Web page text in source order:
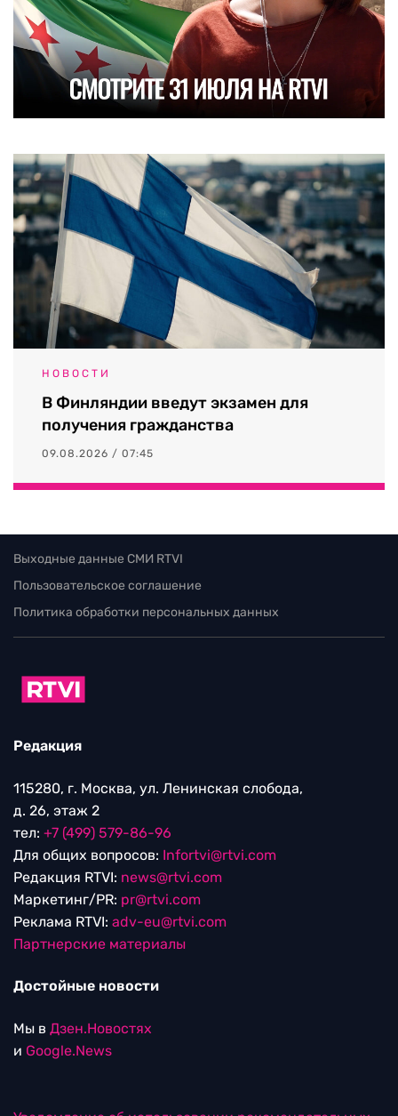
НОВОСТИ
В Финляндии введут экзамен для
получения гражданства
09.08.2026 / 07:45
Выходные данные СМИ RTVI
Пользовательское соглашение
Политика обработки персональных данных
Редакция
115280, г. Москва, ул. Ленинская слобода,
д. 26, этаж 2
тел: +7 (499) 579-86-96
Для общих вопросов: Infortvi@rtvi.com
Редакция RTVI: news@rtvi.com
Маркетинг/PR: pr@rtvi.com
Реклама RTVI: adv-eu@rtvi.com
Партнерские материалы
Достойные новости
Мы в Дзен.Новостях
и Google.News